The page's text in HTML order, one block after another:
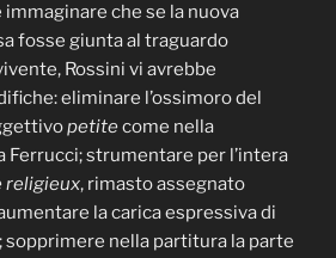
immaginare che se la nuova
fosse giunta al traguardo
Rossini vi avrebbe
eliminare l’ossimoro del
petitecome nella
Ferrucci; strumentare per l’intera
religieux, rimasto assegnato
la carica espressiva di
sopprimere nella partitura la parte